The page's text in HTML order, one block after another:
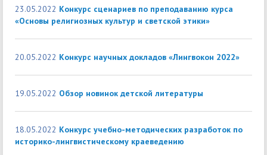
23.05.2022 Конкурс сценариев по преподаванию курса
«Основы религиозных культур и светской этики»
20.05.2022 Конкурс научных докладов «Лингвокон 2022»
19.05.2022 Обзор новинок детской литературы
18.05.2022 Конкурс учебно-методических разработок по
историко-лингвистическому краеведению